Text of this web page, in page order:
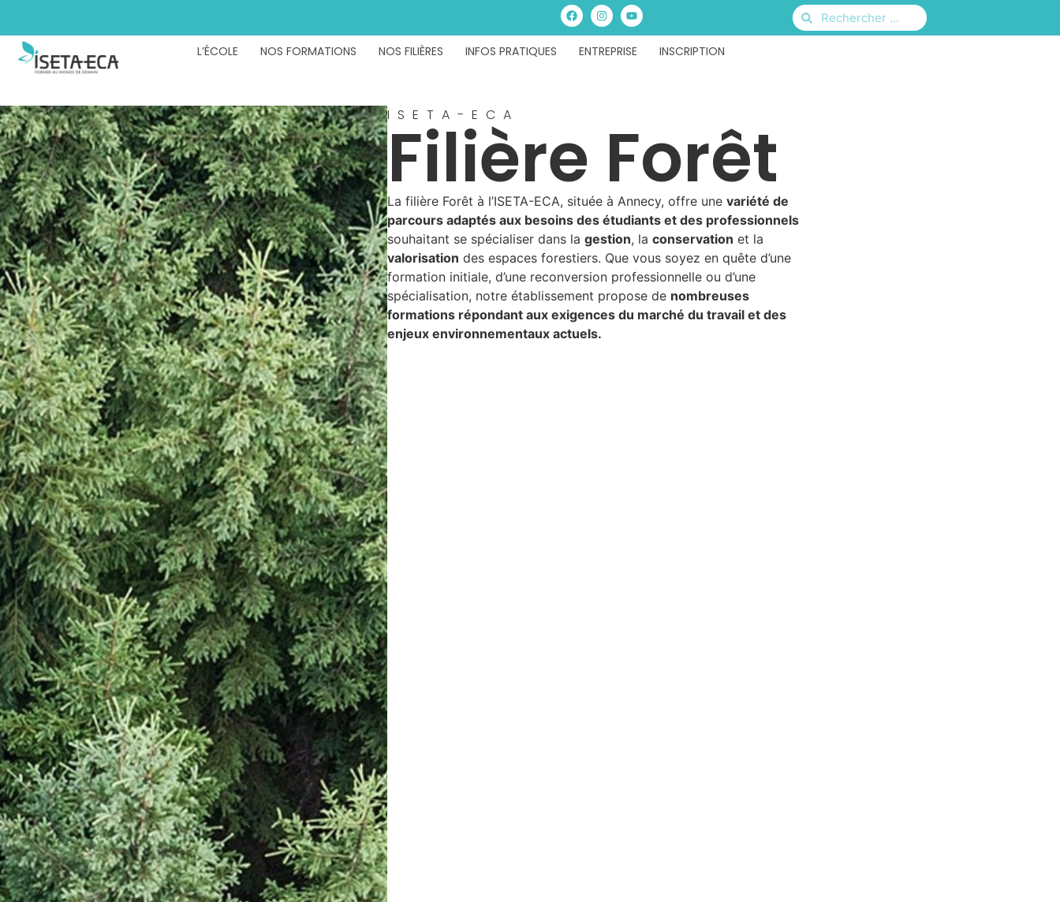
L’ÉCOLE NOS FORMATIONS NOS FILIÈRES INFOS PRATIQUES ENTREPRISE INSCRIPTION
ISETA-ECA
Filière Forêt
La filière Forêt à l’ISETA-ECA, située à Annecy, offre unevariété de
parcours adaptés aux besoins des étudiants et des professionnels
souhaitant se spécialiser dans lagestion, laconservation et la
valorisation des espaces forestiers. Que vous soyez en quête d’une
formation initiale, d’une reconversion professionnelle ou d’une
spécialisation, notre établissement propose de nombreuses
formations répondant aux exigences du marché du travail et des
enjeux environnementaux actuels.